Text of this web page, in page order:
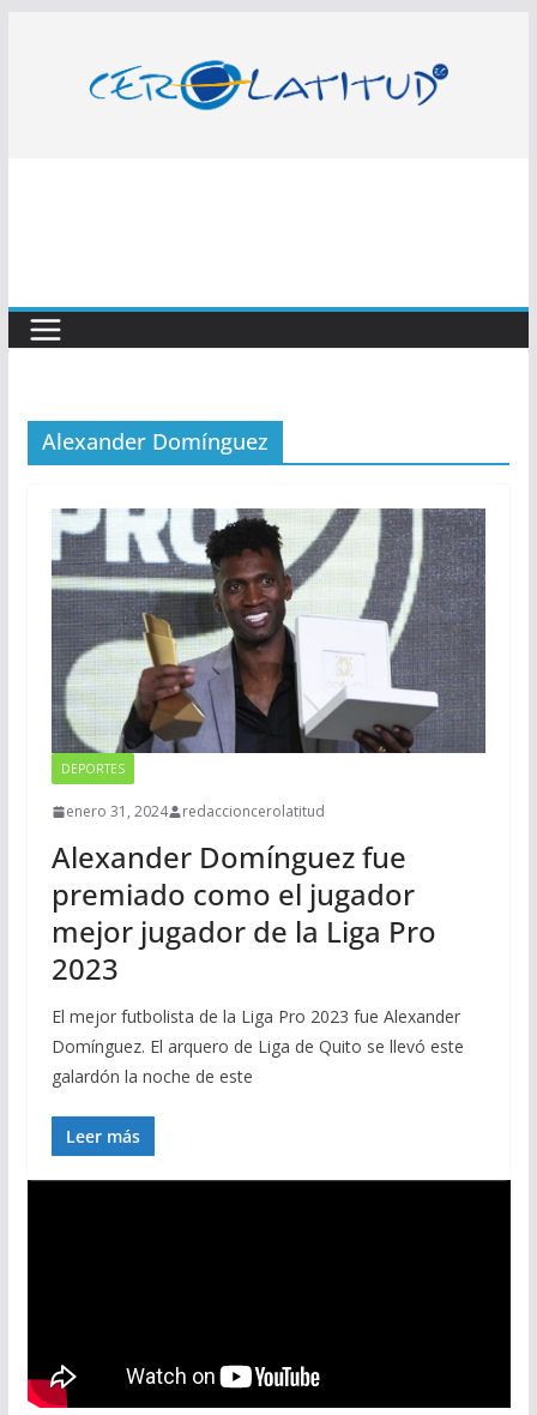
contenido
Alexander Domínguez
DEPORTES
enero 31, 2024 redaccioncerolatitud
Alexander Domínguez fue
premiado como el jugador
mejor jugador de la Liga Pro
2023
El mejor futbolista de la Liga Pro 2023 fue Alexander
Domínguez. El arquero de Liga de Quito se llevó este
galardón la noche de este
Leer más